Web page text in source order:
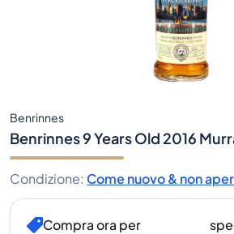
Benrinnes
Benrinnes 9 Years Old 2016
Condizione: Come nuovo & non
Compra ora per